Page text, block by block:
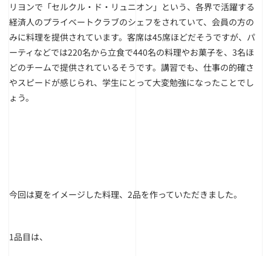
リヨンで「セルクル・ド・リュニオン」という、各界で活躍する
経済人のプライベートクラブのシェフをされていて、会員の方の
みに料理を提供されています。客席は45席ほどだそうですが、パ
ーティなどでは220名から立食で440名の料理やお菓子を、3名ほ
どのチームで提供されているそうです。講習でも、仕事の的確さ
やスピードが感じられ、学生にとって大変勉強になったことでし
ょう。
今回は夏をイメージした料理、2品を作っていただきました。
1品目は、